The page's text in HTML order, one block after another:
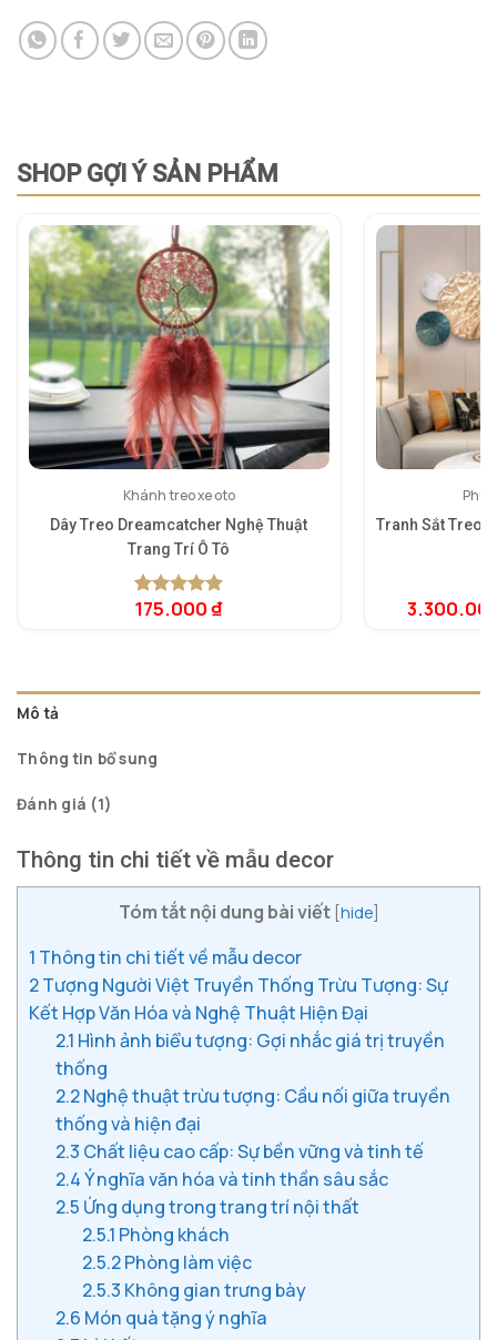
SHOP GỢI Ý SẢN PHẨM
Khánh treo xe oto
Dây Treo Dreamcatcher Nghệ Thuật
Trang Trí Ô Tô
5.00 trên 5
1175.000₫
Phù
Tranh Sắt Treo
Mô tả
Thông tin bổ sung
Đánh giá (1)
Thông tin chi tiết về mẫu decor
Tóm tắt nội dung bài viết [hide]
1 Thông tin chi tiết về mẫu decor
2Tượng Người Việt Truyền Thống Trừu Tượng: Sự
Kết Hợp Văn Hóa và Nghệ Thuật Hiện Đại
2.1 Hình ảnh biểu tượng: Gợi nhắc giá trị truyền
thống
2.2Nghệ thuật trừu tượng: Cầu nối giữa truyền
thống và hiện đại
2.3 Chất liệu cao cấp: Sự bền vững và tinh tế
2.4Ý nghĩa văn hóa và tinh thần sâu sắc
2.5 Ứng dụng trong trang trí nội thất
2.5.1 Phòng khách
2.5.2Phòng làm việc
2.5.3 Không gian trưng bày
2.6 Món quà tặng ý nghĩa